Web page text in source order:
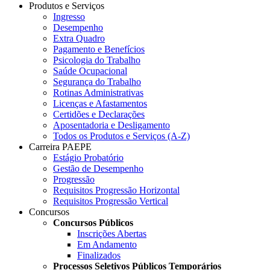
Produtos e Serviços
Ingresso
Desempenho
Extra Quadro
Pagamento e Benefícios
Psicologia do Trabalho
Saúde Ocupacional
Segurança do Trabalho
Rotinas Administrativas
Licenças e Afastamentos
Certidões e Declarações
Aposentadoria e Desligamento
Todos os Produtos e Serviços (A-Z)
Carreira PAEPE
Estágio Probatório
Gestão de Desempenho
Progressão
Requisitos Progressão Horizontal
Requisitos Progressão Vertical
Concursos
Concursos Públicos
Inscrições Abertas
Em Andamento
Finalizados
Processos Seletivos Públicos Temporários